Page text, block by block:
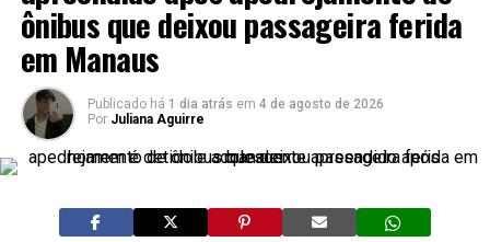
ônibus que deixou passageira ferida
em Manaus
Publicado há 1 dia atrás em 4 de agosto de 2026
Por Juliana Aguirre